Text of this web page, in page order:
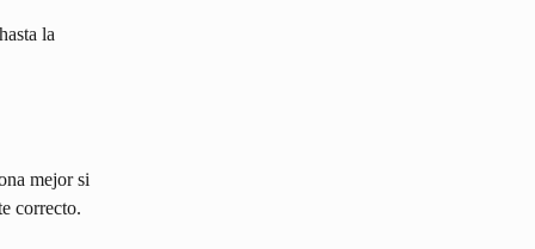
la
mejor si
correcto.